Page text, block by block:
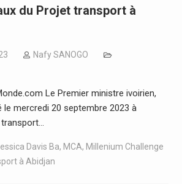
du Projet transport à
Nafy SANOGO
Le Premier ministre ivoirien,
le mercredi 20 septembre 2023 à
Davis Ba, MCA, Millenium Challenge
à Abidjan